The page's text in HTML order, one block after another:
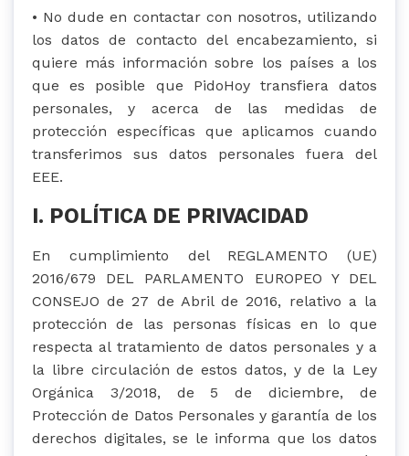
• No dude en contactar con nosotros, utilizando
los datos de contacto del encabezamiento, si
quiere más información sobre los países a los
que es posible que PidoHoy transfiera datos
personales, y acerca de las medidas de
protección específicas que aplicamos cuando
transferimos sus datos personales fuera del
EEE.
I. POLÍTICA DE PRIVACIDAD
En cumplimiento del REGLAMENTO (UE)
2016/679 DEL PARLAMENTO EUROPEO Y DEL
CONSEJO de 27 de Abril de 2016, relativo a la
protección de las personas físicas en lo que
respecta al tratamiento de datos personales y a
la libre circulación de estos datos, y de la Ley
Orgánica 3/2018, de 5 de diciembre, de
Protección de Datos Personales y garantía de los
derechos digitales, se le informa que los datos